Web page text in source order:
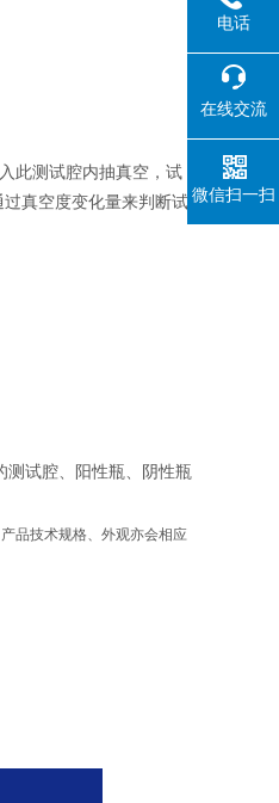
此测试腔内抽真空，试
真空度变化量来判断试
测试腔、阳性瓶、阴性瓶
品技术规格、外观亦会相应
电话
在线交流
微信扫一扫